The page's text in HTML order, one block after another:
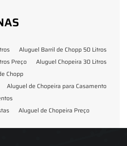
Aluguel Barril de Chopp 50 Litros
Preço
Aluguel Chopeira 30 Litros
Chopp
Aluguel de Chopeira para Casamento
Aluguel de Chopeira Preço